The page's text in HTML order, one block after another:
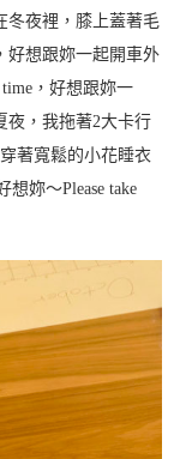
冬夜裡，膝上蓋著毛
好想跟妳一起開車外
time，好想跟妳一
夜，我拖著2大卡行
著寬鬆的小花睡衣
妳～Please take